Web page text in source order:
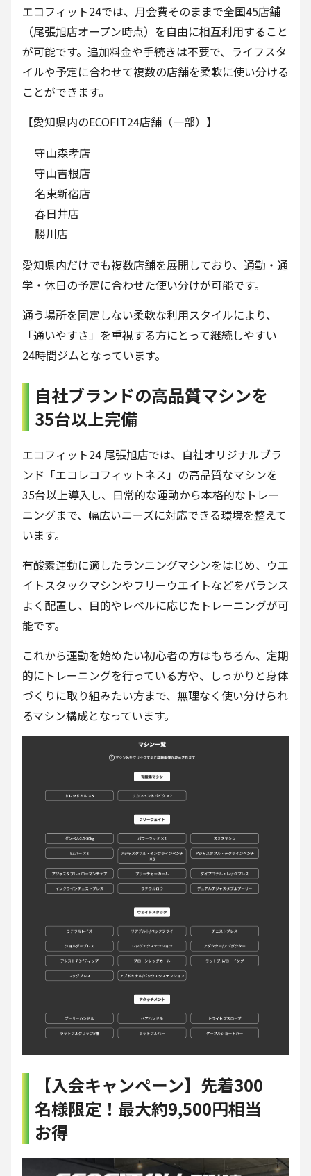
エコフィット24では、月会費そのままで全国45店舗
（尾張旭店オープン時点）を自由に相互利用すること
が可能です。追加料金や手続きは不要で、ライフスタ
イルや予定に合わせて複数の店舗を柔軟に使い分ける
ことができます。
【愛知県内のECOFIT24店舗（一部）】
守山森孝店
守山吉根店
名東新宿店
春日井店
勝川店
愛知県内だけでも複数店舗を展開しており、通勤・通
学・休日の予定に合わせた使い分けが可能です。
通う場所を固定しない柔軟な利用スタイルにより、
「通いやすさ」を重視する方にとって継続しやすい
24時間ジムとなっています。
自社ブランドの高品質マシンを
35台以上完備
エコフィット24 尾張旭店では、自社オリジナルブラ
ンド「エコレコフィットネス」の高品質なマシンを
35台以上導入し、日常的な運動から本格的なトレー
ニングまで、幅広いニーズに対応できる環境を整えて
います。
有酸素運動に適したランニングマシンをはじめ、ウエ
イトスタックマシンやフリーウエイトなどをバランス
よく配置し、目的やレベルに応じたトレーニングが可
能です。
これから運動を始めたい初心者の方はもちろん、定期
的にトレーニングを行っている方や、しっかりと身体
づくりに取り組みたい方まで、無理なく使い分けられ
るマシン構成となっています。
【入会キャンペーン】先着300
名様限定！最大約9,500円相当
お得